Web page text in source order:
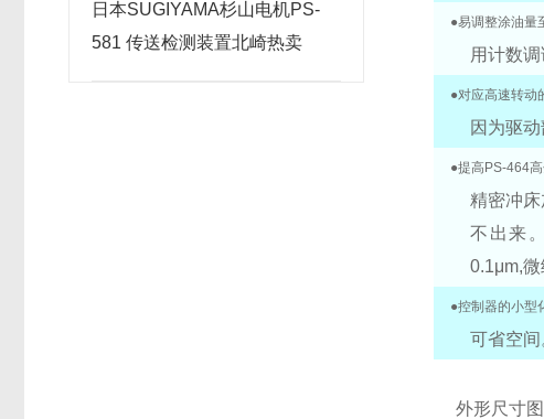
日本SUGIYAMA杉山电机PS-
581 传送检测装置北崎热卖
●易调整涂油量
用计数
●对应高速转动
因为驱
●提高PS-464高
精密冲
不出来
0.1μm,微
●控制器的小型
可省空间
外形尺寸图